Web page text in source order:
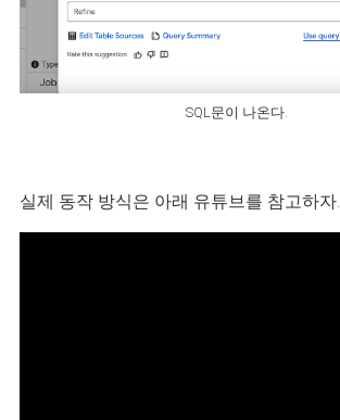
SQL문이 나온다.
실제 동작 방식은 아래 유튜브를 참고하자.